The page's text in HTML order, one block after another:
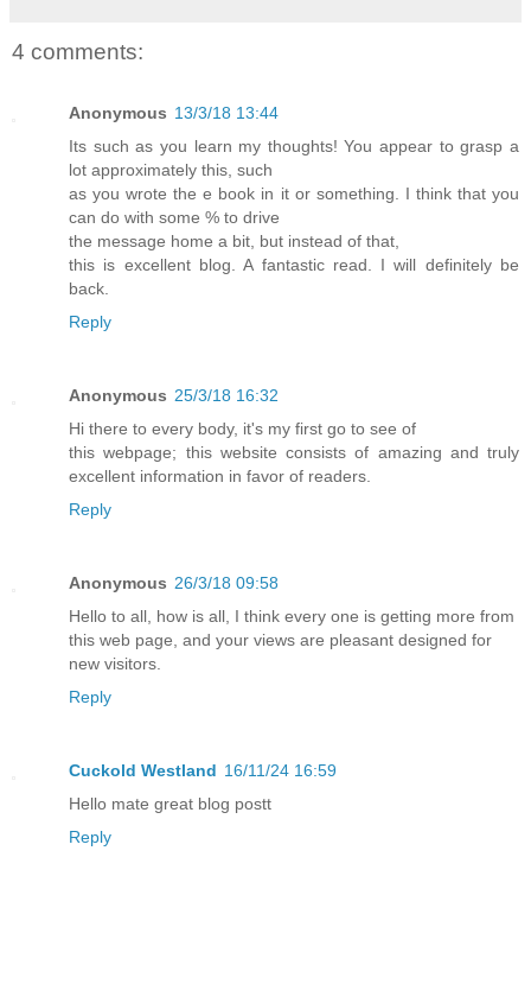
4 comments:
Anonymous 13/3/18 13:44
Its such as you learn my thoughts! You appear to grasp a
lot approximately this, such
as you wrote the e book in it or something. I think that you
can do with some % to drive
the message home a bit, but instead of that,
this is excellent blog. A fantastic read. I will definitely be
back.
Reply
Anonymous 25/3/18 16:32
Hi there to every body, it's my first go to see of
this webpage; this website consists of amazing and truly
excellent information in favor of readers.
Reply
Anonymous 26/3/18 09:58
Hello to all, how is all, I think every one is getting more from
this web page, and your views are pleasant designed for
new visitors.
Reply
Cuckold Westland 16/11/24 16:59
Hello mate great blog postt
Reply